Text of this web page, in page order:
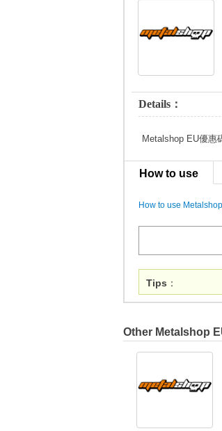
Details：
Metalshop EU優惠
How to use
How to use
Tips ：
Other Metalshop